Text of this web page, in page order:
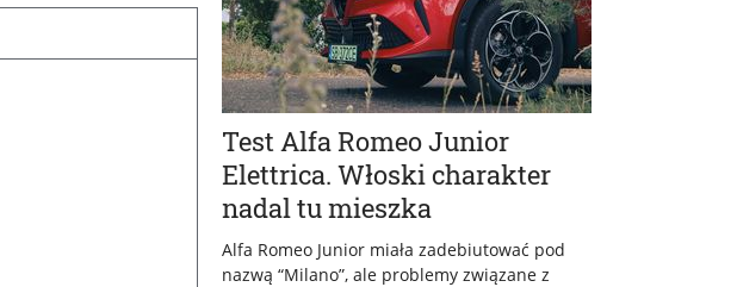
Test Alfa Romeo Junior
Elettrica. Włoski charakter
nadal tu mieszka
Alfa Romeo Junior miała zadebiutować pod
nazwą “Milano”, ale problemy związane z